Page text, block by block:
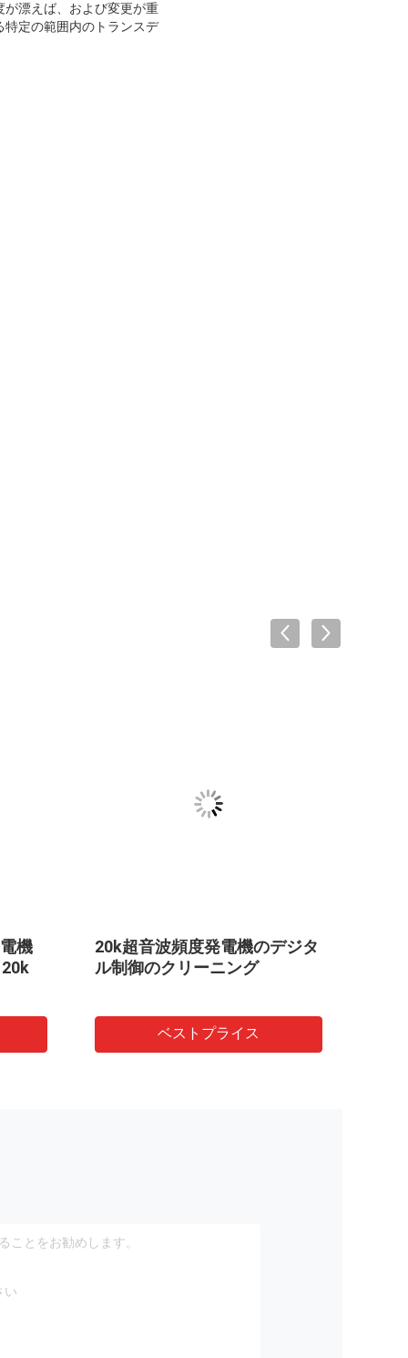
漂えば、および変更が重
定の範囲内のトランスデ
機
20k超音波頻度発電機のデジタ
ル制御のクリーニング
ベストプライス